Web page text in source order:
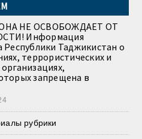
НЕ ОСВОБОЖДАЕТ ОТ
Информация
Республики Таджикистан о
террористических и
запрещена в
рубрики